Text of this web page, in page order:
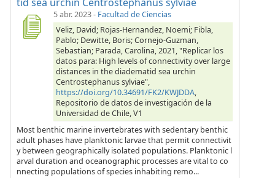
5 abr. 2023- Facultad de Ciencias
Veliz, David; Rojas-Hernandez, Noemi; Fibla,
Pablo; Dewitte, Boris; Cornejo-Guzman,
Sebastian; Parada, Carolina, 2021, "Replicar los
datos para: High levels of connectivity over large
distances in the diadematid sea urchin
Centrostephanus sylviae",
https://doi.org/10.34691/FK2/KWJDDA,
Repositorio de datos de investigación de la
Universidad de Chile, V1
Most benthic marine invertebrates with sedentary benthic
adult phases have planktonic larvae that permit connectivit
y between geographically isolated populations. Planktonic l
arval duration and oceanographic processes are vital to co
nnecting populations of species inhabiting remo...